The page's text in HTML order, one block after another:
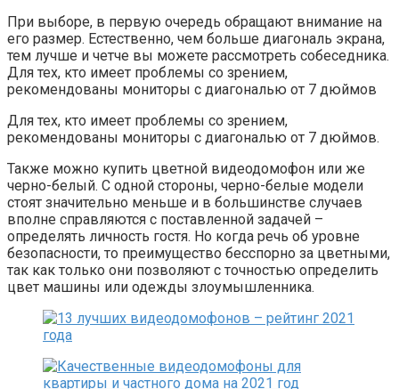
При выборе, в первую очередь обращают внимание на
его размер. Естественно, чем больше диагональ экрана,
тем лучше и четче вы можете рассмотреть собеседника.
Для тех, кто имеет проблемы со зрением,
рекомендованы мониторы с диагональю от 7 дюймов
Для тех, кто имеет проблемы со зрением,
рекомендованы мониторы с диагональю от 7 дюймов.
Также можно купить цветной видеодомофон или же
черно-белый. С одной стороны, черно-белые модели
стоят значительно меньше и в большинстве случаев
вполне справляются с поставленной задачей –
определять личность гостя. Но когда речь об уровне
безопасности, то преимущество бесспорно за цветными,
так как только они позволяют с точностью определить
цвет машины или одежды злоумышленника.